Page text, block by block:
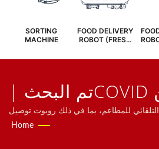
SORTING
MACHINE
FOOD DELIVERY
ROBOT (FRESH
الوقاية من COVIDتم البحث |
السوشي - مصنع
للمطاعم، بما في ذلك روبوت توصيل
نظام الحزام الناقل، نظام حزام السوشي
Home